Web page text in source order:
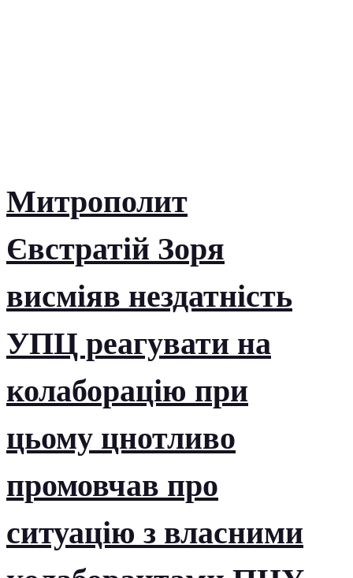
Митрополит
Євстратій Зоря
висміяв нездатність
УПЦ реагувати на
колаборацію при
цьому цнотливо
промовчав про
ситуацію з власними